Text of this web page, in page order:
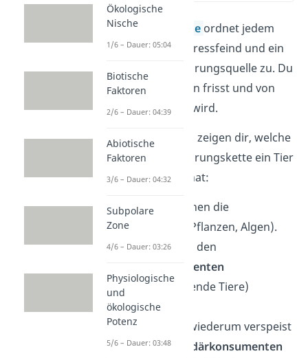
EineNahrungskette ordnet jedem
Lebewesen einen Fressfeind und ein
Lebewesen als Nahrungsquelle zu. Du
siehst also, wer wen frisst und von
wem er gefressen wird.
Die Trophieebenen zeigen dir, welche
Stellung in der Nahrungskette ein Tier
oder eine Pflanze hat:
Am Anfang stehen die
Produzenten
(Pflanzen, Algen).
Sie werden von den
Primärkonsumenten
(pflanzenfressende Tiere)
gefressen.
Diese werden wiederum verspeist
von denSekundärkonsumenten
Ökologische
Nische
1/6 – Dauer: 05:04
Biotische
Faktoren
2/6 – Dauer: 04:39
Abiotische
Faktoren
3/6 – Dauer: 04:32
Subpolare
Zone
4/6 – Dauer: 03:26
Physiologische
und
ökologische
Potenz
5/6 – Dauer: 03:48